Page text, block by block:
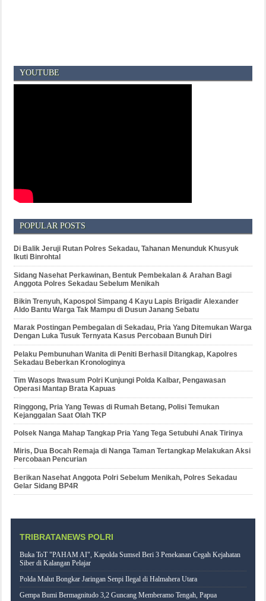
YOUTUBE
POPULAR POSTS
Di Balik Jeruji Rutan Polres Sekadau, Tahanan Menunduk Khusyuk
Ikuti Binrohtal
Sidang Nasehat Perkawinan, Bentuk Pembekalan & Arahan Bagi
Anggota Polres Sekadau Sebelum Menikah
Bikin Trenyuh, Kapospol Simpang 4 Kayu Lapis Brigadir Alexander
Aldo Bantu Warga Tak Mampu di Dusun Janang Sebatu
Marak Postingan Pembegalan di Sekadau, Pria Yang Ditemukan Warga
Dengan Luka Tusuk Ternyata Kasus Percobaan Bunuh Diri
Pelaku Pembunuhan Wanita di Peniti Berhasil Ditangkap, Kapolres
Sekadau Beberkan Kronologinya
Tim Wasops Itwasum Polri Kunjungi Polda Kalbar, Pengawasan
Operasi Mantap Brata Kapuas
Ringgong, Pria Yang Tewas di Rumah Betang, Polisi Temukan
Kejanggalan Saat Olah TKP
Polsek Nanga Mahap Tangkap Pria Yang Tega Setubuhi Anak Tirinya
Miris, Dua Bocah Remaja di Nanga Taman Tertangkap Melakukan Aksi
Percobaan Pencurian
Berikan Nasehat Anggota Polri Sebelum Menikah, Polres Sekadau
Gelar Sidang BP4R
TRIBRATANEWS POLRI
Buka ToT "PAHAM AI", Kapolda Sumsel Beri 3 Penekanan Cegah Kejahatan
Siber di Kalangan Pelajar
Polda Malut Bongkar Jaringan Senpi Ilegal di Halmahera Utara
Gempa Bumi Bermagnitudo 3,2 Guncang Memberamo Tengah, Papua